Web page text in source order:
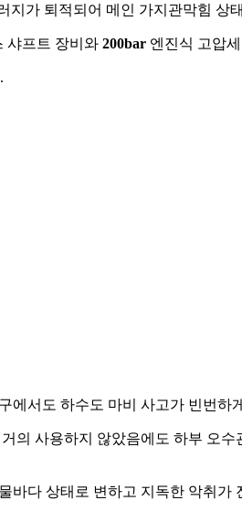
가 퇴적되어 메인 가지관막힘 상
샤프트 장비와 200bar엔진식 고압
에서도 하수도 마비 사고가 빈번하
의 사용하지 않았음에도 하부 오
다 상태로 변하고 지독한 악취